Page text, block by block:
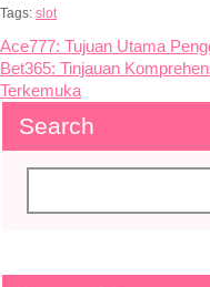
Tags: slot
Post
navigation
Ace777: Tujuan Utama
Bet365: Tinjauan
Terkemuka
Search